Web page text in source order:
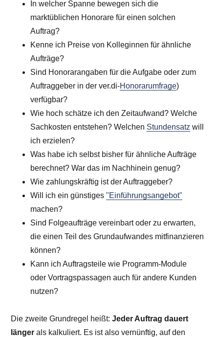
In welcher Spanne bewegen sich die
marktüblichen Honorare für einen solchen
Auftrag?
Kenne ich Preise von Kolleginnen für ähnliche
Aufträge?
Sind Honorarangaben für die Aufgabe oder zum
Auftraggeber in der ver.di-Honorarumfrage)
verfügbar?
Wie hoch schätze ich den Zeitaufwand? Welche
Sachkosten entstehen? Welchen Stundensatz will
ich erzielen?
Was habe ich selbst bisher für ähnliche Aufträge
berechnet? War das im Nachhinein genug?
Wie zahlungskräftig ist der Auftraggeber?
Will ich ein günstiges"Einführungsangebot"
machen?
Sind Folgeaufträge vereinbart oder zu erwarten,
die einen Teil des Grundaufwandes mitfinanzieren
können?
Kann ich Auftragsteile wie Programm-Module
oder Vortragspassagen auch für andere Kunden
nutzen?
Die zweite Grundregel heißt:Jeder Auftrag dauert
länger als kalkuliert. Es ist also vernünftig, auf den